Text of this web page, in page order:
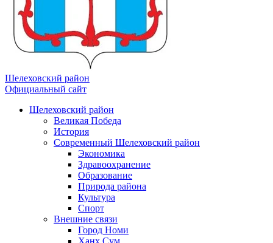
Шелеховский район
Официальный сайт
Шелеховский район
Великая Победа
История
Современный Шелеховский район
Экономика
Здравоохранение
Образование
Природа района
Культура
Спорт
Внешние связи
Город Номи
Ханх Сум